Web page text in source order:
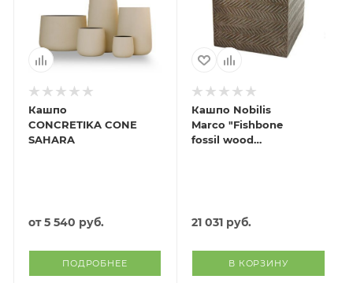
Кашпо
CONCRETIKA CONE
SAHARA
от5 540 руб.
ПОДРОБНЕЕ
Кашпо Nobilis
Marco "Fishbone
fossil wood
21 031 руб.
В КОРЗИНУ